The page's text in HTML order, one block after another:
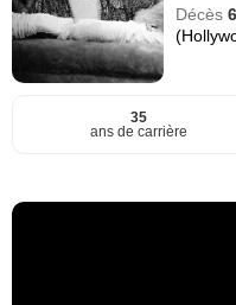
Décès
35
ans de carrière